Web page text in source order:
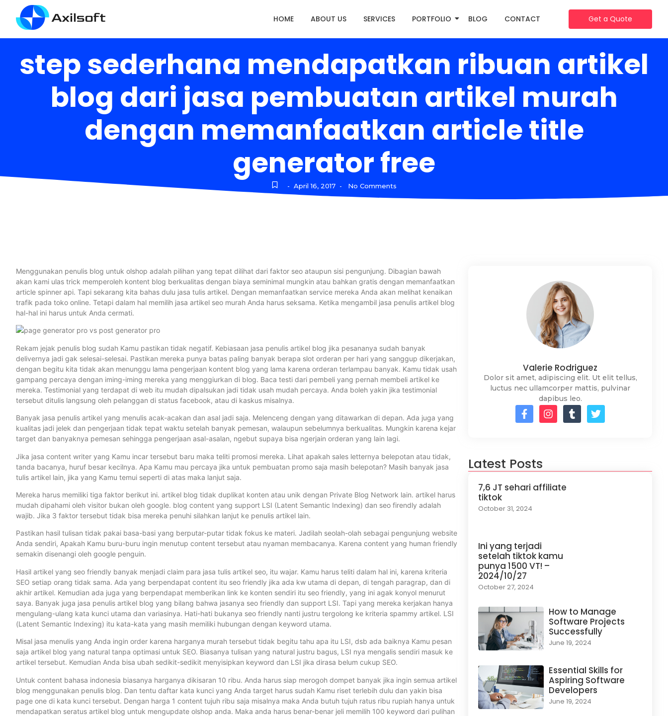
HOME ABOUT US SERVICES PORTFOLIO BLOG CONTACT Get a Quote
step sederhana mendapatkan ribuan artikel
blog dari jasa pembuatan artikel murah
dengan memanfaatkan article title
generator free
- April 16, 2017 - No Comments
Menggunakan penulis blog untuk olshop adalah pilihan yang tepat dilihat dari faktor seo ataupun sisi pengunjung. Dibagian bawah
akan kami ulas trick memperoleh kontent blog berkualitas dengan biaya seminimal mungkin atau bahkan gratis dengan memanfaatkan
article spinner api. Tapi sekarang kita bahas dulu jasa tulis artikel. Dengan memanfaatkan service mereka Anda akan melihat kenaikan
trafik pada toko online. Tetapi dalam hal memilih jasa artikel seo murah Anda harus seksama. Ketika mengambil jasa penulis artikel blog
hal-hal ini harus untuk Anda cermati.
Rekam jejak penulis blog sudah Kamu pastikan tidak negatif. Kebiasaan jasa penulis artikel blog jika pesananya sudah banyak
delivernya jadi gak selesai-selesai. Pastikan mereka punya batas paling banyak berapa slot orderan per hari yang sanggup dikerjakan,
dengan begitu kita tidak akan menunggu lama pengerjaan kontent blog yang lama karena orderan terlampau banyak. Kamu tidak usah
gampang percaya dengan iming-iming mereka yang menggiurkan di blog. Baca testi dari pembeli yang pernah membeli artikel ke
mereka. Testimonial yang terdapat di web itu mudah dipalsukan jadi tidak usah mudah percaya. Anda boleh yakin jika testimonial
tersebut ditulis langsung oleh pelanggan di status facebook, atau di kaskus misalnya.
Banyak jasa penulis artikel yang menulis acak-acakan dan asal jadi saja. Melenceng dengan yang ditawarkan di depan. Ada juga yang
kualitas jadi jelek dan pengerjaan tidak tepat waktu setelah banyak pemesan, walaupun sebelumnya berkualitas. Mungkin karena kejar
target dan banyaknya pemesan sehingga pengerjaan asal-asalan, ngebut supaya bisa ngerjain orderan yang lain lagi.
Jika jasa content writer yang Kamu incar tersebut baru maka teliti promosi mereka. Lihat apakah sales letternya belepotan atau tidak,
tanda bacanya, huruf besar kecilnya. Apa Kamu mau percaya jika untuk pembuatan promo saja masih belepotan? Masih banyak jasa
tulis artikel lain, jika yang Kamu temui seperti di atas maka lanjut saja.
Mereka harus memiliki tiga faktor berikut ini. artikel blog tidak duplikat konten atau unik dengan Private Blog Network lain. artikel harus
mudah dipahami oleh visitor bukan oleh google. blog content yang support LSI (Latent Semantic Indexing) dan seo firendly adalah
wajib. Jika 3 faktor tersebut tidak bisa mereka penuhi silahkan lanjut ke penulis artikel lain.
Pastikan hasil tulisan tidak pakai basa-basi yang berputar-putar tidak fokus ke materi. Jadilah seolah-olah sebagai pengunjung website
Anda sendiri, Apakah Kamu buru-buru ingin menutup content tersebut atau nyaman membacanya. Karena content yang human friendly
semakin disenangi oleh google penguin.
Hasil artikel yang seo friendly banyak menjadi claim para jasa tulis artikel seo, itu wajar. Kamu harus teliti dalam hal ini, karena kriteria
SEO setiap orang tidak sama. Ada yang berpendapat content itu seo friendly jika ada kw utama di depan, di tengah paragrap, dan di
akhir artikel. Kemudian ada juga yang berpendapat memberikan link ke konten sendiri itu seo friendly, yang ini agak konyol menurut
saya. Banyak juga jasa penulis artikel blog yang bilang bahwa jasanya seo friendly dan support LSI. Tapi yang mereka kerjakan hanya
mengulang-ulang kata kunci utama dan variasinya. Hati-hati bukanya seo friendly nanti justru tergolong ke kriteria spammy artikel. LSI
(Latent Semantic Indexing) itu kata-kata yang masih memiliki hubungan dengan keyword utama.
Misal jasa menulis yang Anda ingin order karena harganya murah tersebut tidak begitu tahu apa itu LSI, dsb ada baiknya Kamu pesan
saja artikel blog yang natural tanpa optimasi untuk SEO. Biasanya tulisan yang natural justru bagus, LSI nya mengalis sendiri masuk ke
artikel tersebut. Kemudian Anda bisa ubah sedikit-sedikit menyisipkan keyword dan LSI jika dirasa belum cukup SEO.
Untuk content bahasa indonesia biasanya harganya dikisaran 10 ribu. Anda harus siap merogoh dompet banyak jika ingin semua artikel
blog menggunakan penulis blog. Dan tentu daftar kata kunci yang Anda target harus sudah Kamu riset terlebih dulu dan yakin bisa
page one di kata kunci tersebut. Dengan harga 1 content tujuh ribu saja misalnya maka Anda butuh tujuh ratus ribu rupiah hanya untuk
mendapatkan seratus artikel blog untuk mengupdate olshop anda. Maka anda harus benar-benar jeli memilih 100 keyword dari pulihan
Valerie Rodriguez
Dolor sit amet, adipiscing elit. Ut elit tellus,
luctus nec ullamcorper mattis, pulvinar
dapibus leo.
Latest Posts
7,6 JT sehari affiliate
tiktok
October 31, 2024
Ini yang terjadi
setelah tiktok kamu
punya 1500 VT! –
2024/10/27
October 27, 2024
How to Manage
Software Projects
Successfully
June 19, 2024
Essential Skills for
Aspiring Software
Developers
June 19, 2024